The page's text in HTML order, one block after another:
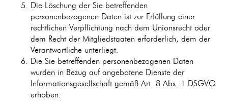
Die Löschung der Sie betreffenden
personenbezogenen Daten ist zur Erfüllung einer
rechtlichen Verpflichtung nach dem Unionsrecht oder
dem Recht der Mitgliedstaaten erforderlich, dem der
Verantwortliche unterliegt.
Die Sie betreffenden personenbezogenen Daten
wurden in Bezug auf angebotene Dienste der
Informationsgesellschaft gemäß Art. 8 Abs. 1 DSGVO
erhoben.